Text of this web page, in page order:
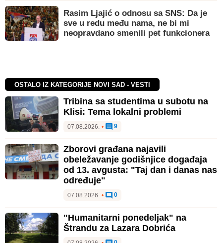
Rasim Ljajić o odnosu sa SNS: Da je
sve u redu među nama, ne bi mi
neopravdano smenili pet funkcionera
OSTALO IZ KATEGORIJE NOVI SAD - VESTI
Tribina sa studentima u subotu na
Klisi: Tema lokalni problemi
07.08.2026. • 9
Zborovi građana najavili
obeležavanje godišnjice događaja
od 13. avgusta: "Taj dan i danas nas
određuje"
07.08.2026. • 0
"Humanitarni ponedeljak" na
Štrandu za Lazara Dobrića